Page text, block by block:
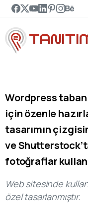
Wordpress
için özenle
tasarımın
ve
fotoğraflar
Web sitesinde
özel tasarlanmıştır.